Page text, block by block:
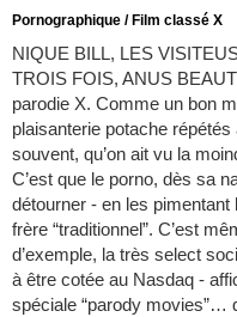
Pornographique / Film classé X
NIQUE BILL, LES
TROIS FOIS, ANUS
parodie X. Comme un bon
plaisanterie potache
souvent, qu’on ait vu la
C’est que le porno, dès sa
détourner - en les
frère “traditionnel”. C’est
d’exemple, la très select
à être cotée au Nasdaq -
spéciale “parody movies”…